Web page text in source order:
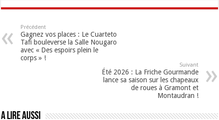
Précédent
Gagnez vos places : Le Cuarteto
Tafì bouleverse la Salle Nougaro
avec « Des espoirs plein le
corps » !
Suivant
Été 2026 : La Friche Gourmande
lance sa saison sur les chapeaux
de roues à Gramont et
Montaudran !
A lire aussi